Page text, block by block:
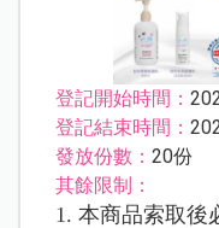
登記開始時間：
登記結束時間：
發放份數： 20份
其餘限制：
1. 本商品索取後